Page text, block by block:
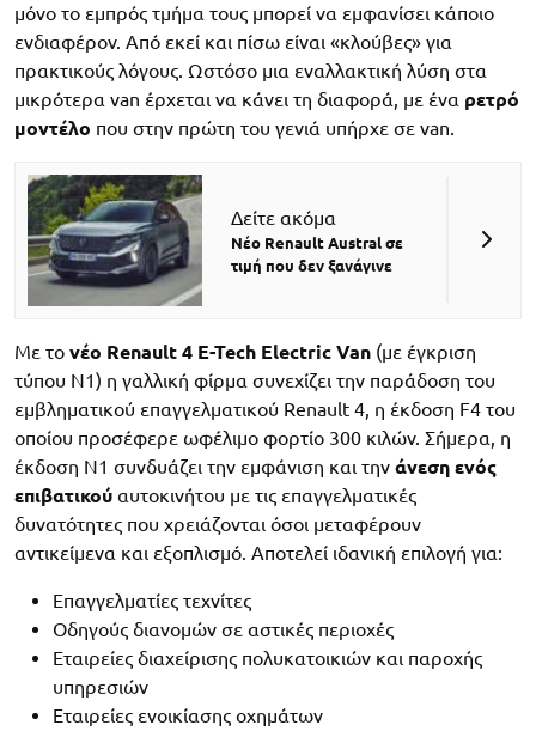
μόνο το εμπρός τμήμα τους μπορεί να εμφανίσει κάποιο
ενδιαφέρον. Από εκεί και πίσω είναι «κλούβες» για
πρακτικούς λόγους. Ωστόσο μια εναλλακτική λύση στα
μικρότερα van έρχεται να κάνει τη διαφορά, με ένα ρετρό
μοντέλο που στην πρώτη του γενιά υπήρχε σε van.
Δείτε ακόμα
Νέο Renault Austral σε
τιμή που δεν ξανάγινε
Με το νέο Renault 4 E-Tech Electric Van (με έγκριση
τύπου N1) η γαλλική φίρμα συνεχίζει την παράδοση του
εμβληματικού επαγγελματικού Renault 4, η έκδοση F4 του
οποίου προσέφερε ωφέλιμο φορτίο 300 κιλών. Σήμερα, η
έκδοση N1 συνδυάζει την εμφάνιση και την άνεση ενός
επιβατικού αυτοκινήτου με τις επαγγελματικές
δυνατότητες που χρειάζονται όσοι μεταφέρουν
αντικείμενα και εξοπλισμό. Αποτελεί ιδανική επιλογή για:
Επαγγελματίες τεχνίτες
Οδηγούς διανομών σε αστικές περιοχές
Εταιρείες διαχείρισης πολυκατοικιών και παροχής
υπηρεσιών
Εταιρείες ενοικίασης οχημάτων